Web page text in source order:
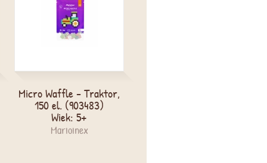
Micro Waffle - Traktor,
150 el. (903483)
Wiek: 5+
Marioinex